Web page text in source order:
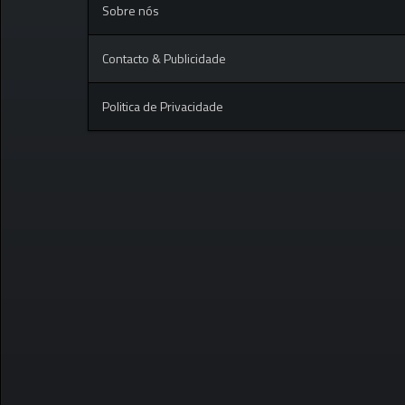
Sobre nós
Contacto & Publicidade
Politica de Privacidade